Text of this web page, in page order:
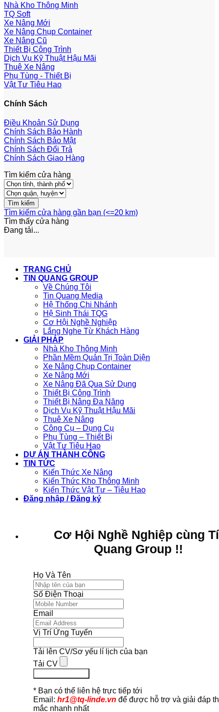
Nhà Kho Thông Minh
TQ Soft
Xe Nâng Mới
Xe Nâng Chụp Container
Xe Nâng Cũ
Thiết Bị Công Trình
Dịch Vụ Kỹ Thuật Hậu Mãi
Thuê Xe Nâng
Phụ Tùng - Thiết Bị
Vật Tư Tiêu Hao
Chính Sách
Điều Khoản Sử Dụng
Chính Sách Bảo Hành
Chính Sách Bảo Mật
Chính Sách Đổi Trả
Chính Sách Giao Hàng
Tìm kiếm cửa hàng
Tìm kiếm cửa hàng gần bạn (<=20 km)
Tìm thấy cửa hàng
Đang tải...
TRANG CHỦ
TIN QUANG GROUP
Về Chúng Tôi
Tin Quang Media
Hệ Thống Chi Nhánh
Hệ Sinh Thái TQG
Cơ Hội Nghề Nghiệp
Lắng Nghe Từ Khách Hàng
GIẢI PHÁP
Nhà Kho Thông Minh
Phần Mềm Quản Trị Toàn Diện
Xe Nâng Chụp Container
Xe Nâng Mới
Xe Nâng Đã Qua Sử Dụng
Thiết Bị Công Trình
Thiết Bị Nâng Đa Năng
Dịch Vụ Kỹ Thuật Hậu Mãi
Thuê Xe Nâng
Công Cụ – Dụng Cụ
Phụ Tùng – Thiết Bị
Vật Tư Tiêu Hao
DỰ ÁN THÀNH CÔNG
TIN TỨC
Kiến Thức Xe Nâng
Kiến Thức Kho Thông Minh
Kiến Thức Vật Tư – Tiêu Hao
Đăng nhập / Đăng ký
Cơ Hội Nghề Nghiệp cùng
Quang Group !!
Họ Và Tên
Số Điện Thoại
Email
Vị Trí Ứng Tuyển
Tải lên CV/Sơ yếu lí lịch của bạn
Tải CV
* Bạn có thể liên hệ trực tiếp tới
Email: hr1@tq-linde.vn để được hỗ trợ và giải đáp
mắc nhanh nhất